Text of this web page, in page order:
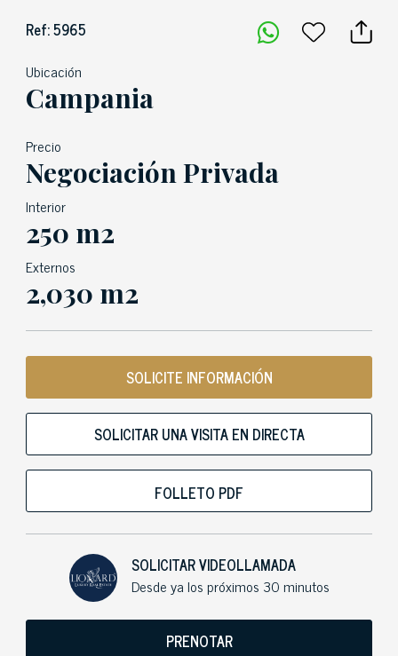
Ref: 5965
Ubicación
Campania
Precio
Negociación Privada
Interior
250 m2
Externos
2,030 m2
SOLICITE INFORMACIÓN
SOLICITAR UNA VISITA EN DIRECTA
FOLLETO PDF
SOLICITAR VIDEOLLAMADA
Desde ya los próximos 30 minutos
PRENOTAR